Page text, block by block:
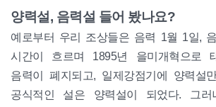
양력설, 음력설 들어 봤나요?
예로부터 우리 조상들은 음력 1월 1일,
시간이 흐르며 1895년 을미개혁으로
음력이 폐지되고, 일제강점기에 양력설
공식적인 설은 양력설이 되었다. 그러